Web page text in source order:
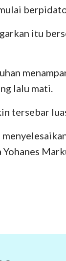
itu
lalu mati.
tersebar